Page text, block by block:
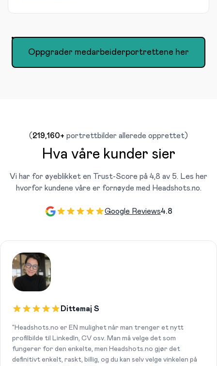
Oppgrader medarbeiderportrettene her
( 219,160+ portrettbilder allerede opprettet)
Hva våre kunder sier
Vi har for øyeblikket en Trust-Score på 4,8 av 5. Les her
hvorfor kundene våre er fornøyde med Headshots.no.
Google Reviews4.8
Dittemaj S
"Headshots.no er EN mulighet når man trenger et nytt
profilbilde til LinkedIn, CV osv. Man må velge det som
fungerer for den enkelte, men Headshots.no gjør det
definitivt enkelt, raskt, billig, og du kan selv velge vinkelen på